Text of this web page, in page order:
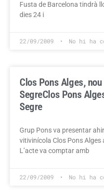
Fusta de Barcelona tindrà
dies 24 i
22/09/2009 No hi ha
Clos Pons Alges,
SegreClos Pons
Segre
Grup Pons va presentar
vitivinícola Clos Pons Alges
L’acte va comptar amb
22/09/2009 No hi ha